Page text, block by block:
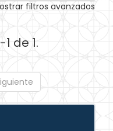
filtros avanzados
de 1.